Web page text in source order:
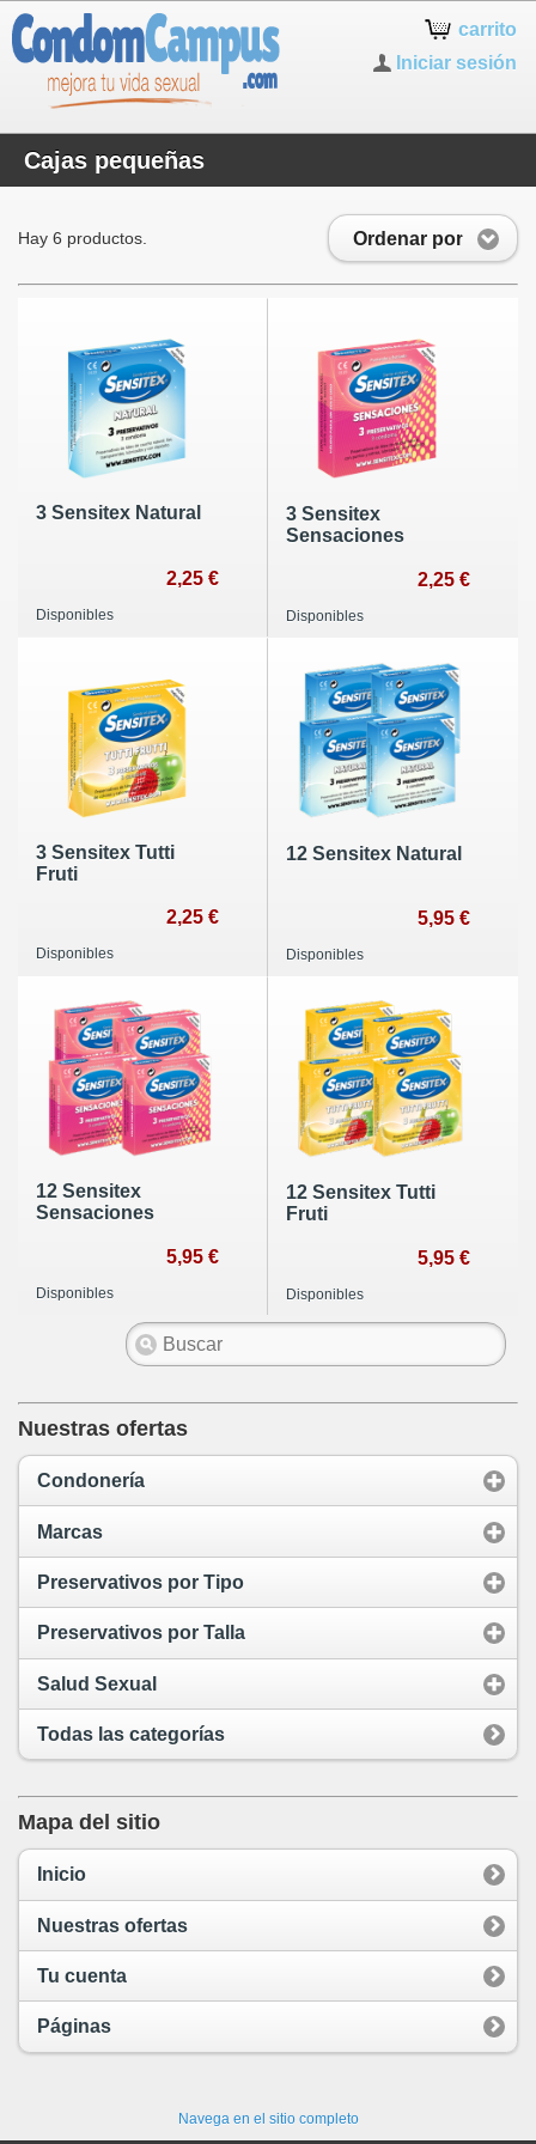
carrito
Iniciar sesión
Cajas pequeñas
Ordenar por
Hay 6 productos.
3 Sensitex Natural
2,25 €
Disponibles
3 Sensitex
Sensaciones
2,25 €
Disponibles
3 Sensitex Tutti
Fruti
2,25 €
Disponibles
12 Sensitex Natural
5,95 €
Disponibles
12 Sensitex
Sensaciones
5,95 €
Disponibles
12 Sensitex Tutti
Fruti
5,95 €
Disponibles
Nuestras ofertas
Condonería
Marcas
Preservativos por Tipo
Preservativos por Talla
Salud Sexual
Todas las categorías
Mapa del sitio
Inicio
Nuestras ofertas
Tu cuenta
Páginas
Navega en el sitio completo